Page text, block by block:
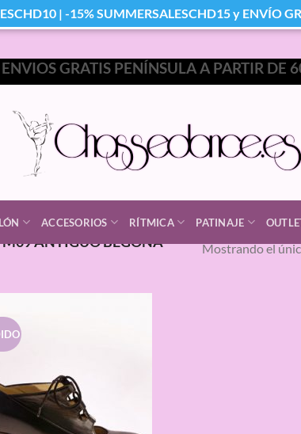
ENVIOS GRATIS PENÍNSULA A PARTIR DE
ACCESORIOS RÍTMICA PATINAJE
ANTIGUO BEGOÑA
Mostrando el
| -15% SUMMERSALESCHD15 y ENVÍO